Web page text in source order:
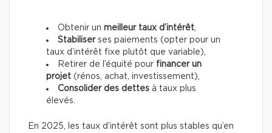
Obtenir un meilleur taux d’intérêt,
Stabiliserses paiements (opter pour un
taux d’intérêt fixe plutôt que variable),
Retirer de l’équité pour financer un
projet (rénos, achat, investissement),
Consolider des dettes à taux plus
élevés.
En 2025, les taux d’intérêt sont plus stables qu’en